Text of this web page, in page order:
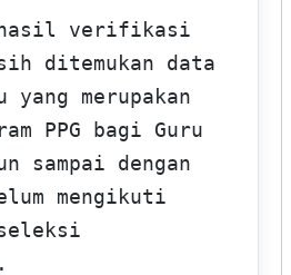
hasil verifikasi
ditemukan data
yang merupakan
PPG bagi Guru
sampai dengan
mengikuti